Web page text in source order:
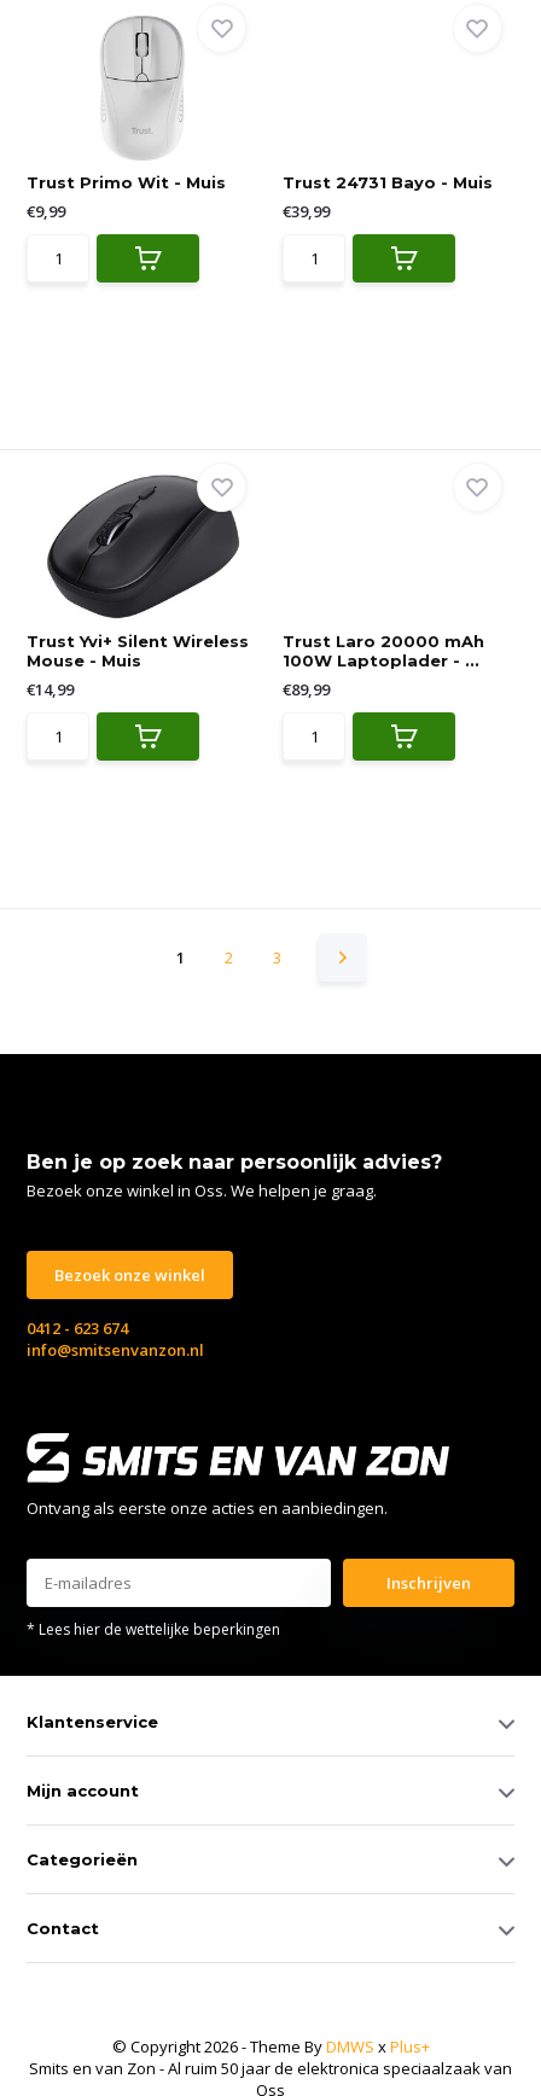
Trust Primo Wit - Muis
€9,99
Trust 24731 Bayo - Muis
€39,99
Trust Yvi+ Silent Wireless
Mouse - Muis
€14,99
Trust Laro 20000 mAh
100W Laptoplader - ...
€89,99
1 2 3
Ben je op zoek naar persoonlijk advies?
Bezoek onze winkel in Oss. We helpen je graag.
Bezoek onze winkel
0412 - 623 674
info@smitsenvanzon.nl
Ontvang als eerste onze acties en aanbiedingen.
Inschrijven
* Lees hier de wettelijke beperkingen
Klantenservice
Mijn account
Categorieën
Contact
© Copyright 2026 - Theme ByDMWS xPlus+
Smits en van Zon - Al ruim 50 jaar de elektronica speciaalzaak van
Oss